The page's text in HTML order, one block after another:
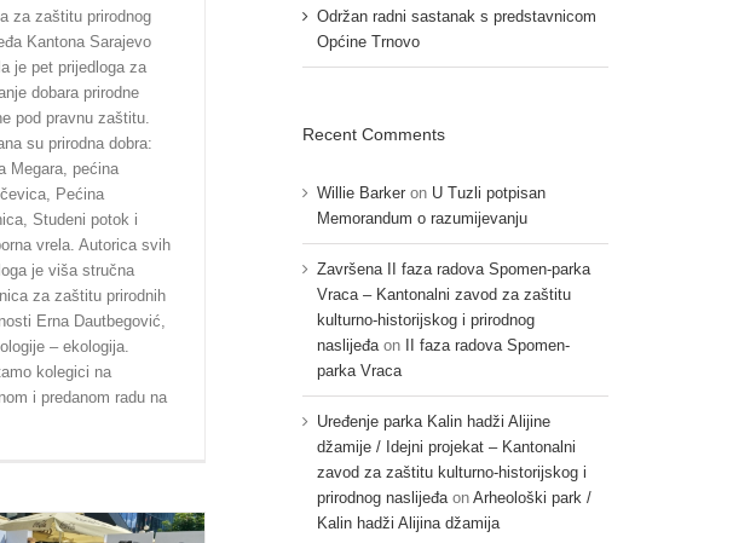
za zaštitu prirodnog
Kantona Sarajevo
je pet prijedloga za
dobara prirodne
pod pravnu zaštitu.
su prirodna dobra:
Megara, pećina
Pećina
Studeni potok i
vrela. Autorica svih
je viša stručna
za zaštitu prirodnih
Erna Dautbegović,
– ekologija.
kolegici na
i predanom radu na
Održan radni sastanak s predstavnicom
Općine Trnovo
Recent Comments
Willie Barker on U Tuzli potpisan
Memorandum o razumijevanju
Završena II faza radova Spomen-parka
Vraca – Kantonalni zavod za zaštitu
kulturno-historijskog i prirodnog
naslijeđaon
II faza radova Spomen-
parka Vraca
Uređenje parka Kalin hadži Alijine
džamije / Idejni projekat – Kantonalni
zavod za zaštitu kulturno-historijskog i
prirodnog naslijeđaon Arheološki park /
Kalin hadži Alijina džamija